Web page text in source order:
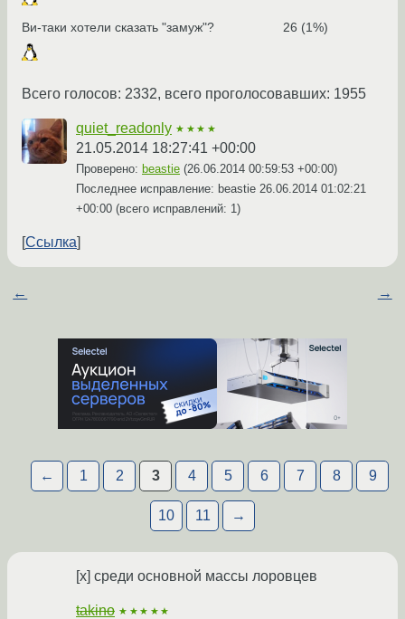
Ви-таки хотели сказать "замуж"? 26 (1%)
Всего голосов: 2332, всего проголосовавших: 1955
quiet_readonly ★★★★
21.05.2014 18:27:41 +00:00
Проверено: beastie (26.06.2014 00:59:53 +00:00)
Последнее исправление: beastie 26.06.2014 01:02:21
+00:00 (всего исправлений: 1)
Ссылка
← →
← 1 2 3 4 5 6 7 8 9
10 11 →
[х] среди основной массы лоровцев
takino ★★★★★